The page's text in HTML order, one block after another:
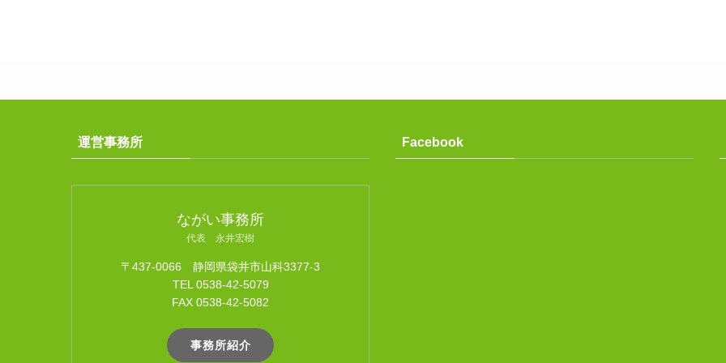
運営事務所
ながい事務所
代表 永井宏樹
〒437-0066 静岡県袋井市山科3377-3
TEL 0538-42-5079
FAX 0538-42-5082
事務所紹介
Facebook